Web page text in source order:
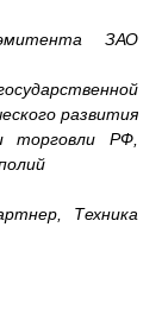
ЗАО
развития
торговли РФ,
Техника